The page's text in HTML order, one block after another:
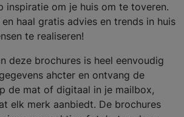
inspiratie om je huis om te toveren.
haal gratis advies en trends in huis
te realiseren!
deze brochures is heel eenvoudig
ahcter en ontvang de
de mat of digitaal in je mailbox,
elk merk aanbiedt. De brochures